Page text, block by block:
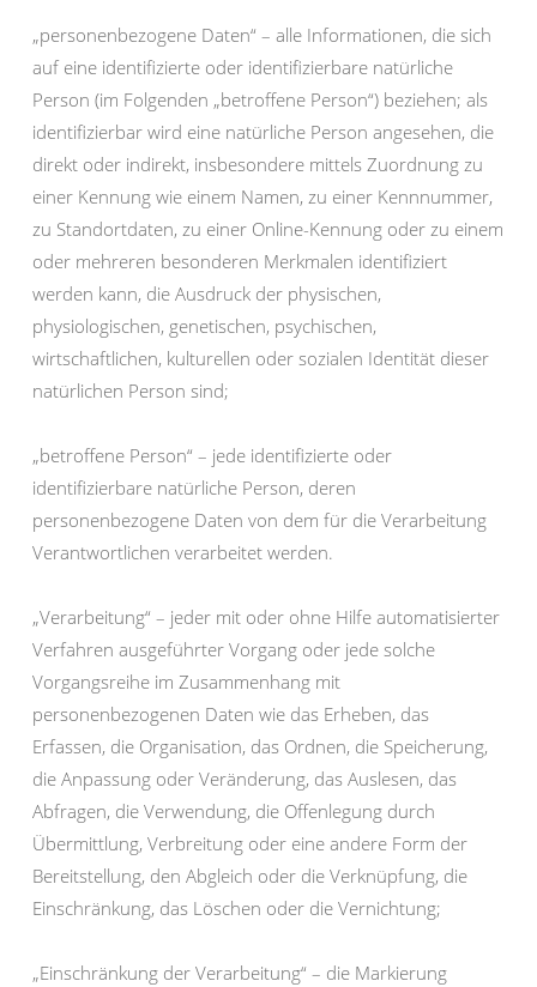
„personenbezogene Daten“ – alle Informationen, die sich
auf eine identifizierte oder identifizierbare natürliche
Person (im Folgenden „betroffene Person“) beziehen; als
identifizierbar wird eine natürliche Person angesehen, die
direkt oder indirekt, insbesondere mittels Zuordnung zu
einer Kennung wie einem Namen, zu einer Kennnummer,
zu Standortdaten, zu einer Online-Kennung oder zu einem
oder mehreren besonderen Merkmalen identifiziert
werden kann, die Ausdruck der physischen,
physiologischen, genetischen, psychischen,
wirtschaftlichen, kulturellen oder sozialen Identität dieser
natürlichen Person sind;
„betroffene Person“ – jede identifizierte oder
identifizierbare natürliche Person, deren
personenbezogene Daten von dem für die Verarbeitung
Verantwortlichen verarbeitet werden.
„Verarbeitung“ – jeder mit oder ohne Hilfe automatisierter
Verfahren ausgeführter Vorgang oder jede solche
Vorgangsreihe im Zusammenhang mit
personenbezogenen Daten wie das Erheben, das
Erfassen, die Organisation, das Ordnen, die Speicherung,
die Anpassung oder Veränderung, das Auslesen, das
Abfragen, die Verwendung, die Offenlegung durch
Übermittlung, Verbreitung oder eine andere Form der
Bereitstellung, den Abgleich oder die Verknüpfung, die
Einschränkung, das Löschen oder die Vernichtung;
„Einschränkung der Verarbeitung“ – die Markierung